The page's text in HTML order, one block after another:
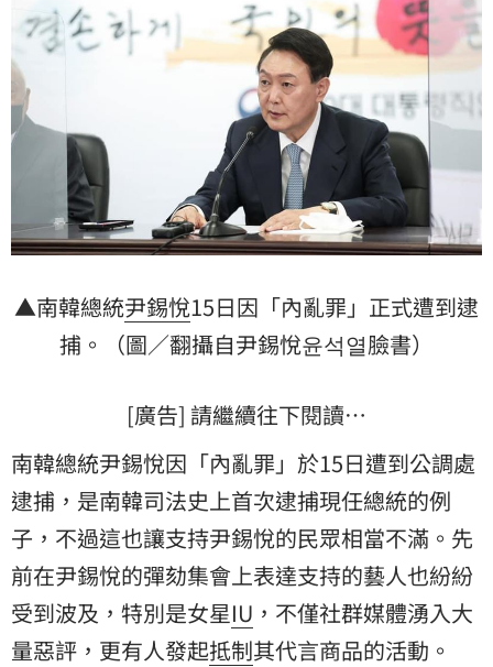
▲南韓總統尹錫悅15日因「內亂罪」正式遭到逮
捕 。（圖／翻攝自尹錫悅윤석열臉書）
[廣告] 請繼續往下閱讀…
南韓總統尹錫悅因「內亂罪」於15日遭到公調處
逮捕，是南韓司法史上首次逮捕現任總統的例
子，不過這也讓支持尹錫悅的民眾相當不滿。先
前在尹錫悅的彈劾集會上表達支持的藝人也紛紛
受到波及，特別是女星IU ，不僅社群媒體湧入大
量惡評，更有人發起抵制其代言商品的活動。